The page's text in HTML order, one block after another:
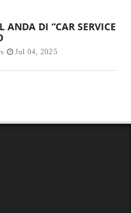
DI “CAR SERVICE
Jul 04, 2025